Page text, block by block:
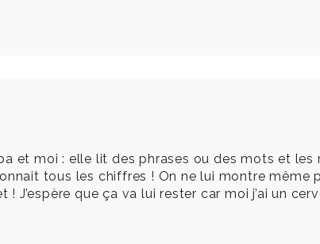
et moi : elle lit des phrases ou des mots et
tous les chiffres ! On ne lui montre même
! J’espère que ça va lui rester car moi j’ai un